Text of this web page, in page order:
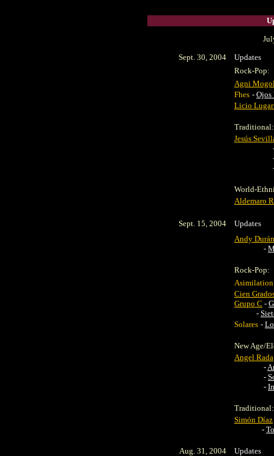
Sept. 30, 2004
Updates
Rock-Pop:
Agni
Fhes - Ojos
Licio
Traditional:
Jesús
World-
Aldemaro
Sept. 15, 2004
Updates
Andy Durán
-
Rock-Pop:
Asimilation
Cien
Grupo C -
-
Solares -
New Age/
Angel Rada
-
-
-
Traditional:
Simón Díaz
-
Aug. 31, 2004
Updates